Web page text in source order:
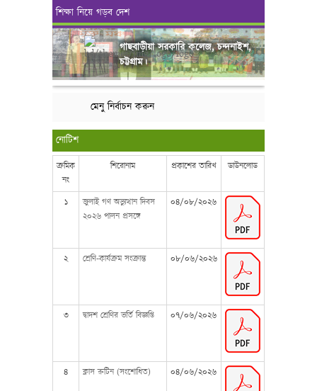
শিক্ষা নিয়ে গড়ব দেশ
গাছবাড়ীয়া সরকারি কলেজ, চন্দনাইশ,
চট্টগ্রাম।
মেনু নির্বাচন করুন
নোটিশ
ক্রমিক
নং
শিরোনাম প্রকাশের তারিখ ডাউনলোড
১
জুলাই গণ অভ্যুত্থান দিবস
২০২৬ পালন প্রসঙ্গে
০৪/০৮/২০২৬
২ শ্রেণি-কার্যক্রম সংক্রান্ত ০৮/০৬/২০২৬
৩ দ্বাদশ শ্রেণির ভর্তি বিজ্ঞপ্তি ০৭/০৬/২০২৬
৪ ক্লাস রুটিন (সংশোধিত) ০৪/০৬/২০২৬